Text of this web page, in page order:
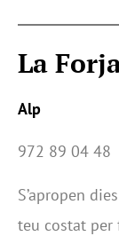
La
Alp
972 89 04 48
S’apropen
teu costat per